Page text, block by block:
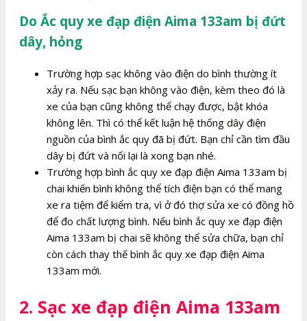
Do Ắc quy xe đạp điện Aima 133am bị đứt
dây, hỏng
Trường hợp sạc không vào điện do bình thường ít
xảy ra. Nếu sạc bạn không vào điện, kèm theo đó là
xe của bạn cũng không thể chạy được, bật khóa
không lên. Thì có thể kết luận hệ thống dây điện
nguồn của bình ắc quy đã bị đứt. Bạn chỉ cần tìm đầu
dây bị đứt và nối lại là xong bạn nhé.
Trường hợp bình ắc quy xe đạp điện Aima 133am bị
chai khiến bình không thể tích điện bạn có thể mang
xe ra tiệm để kiểm tra, vì ở đó thợ sửa xe có đồng hồ
để đo chất lượng bình. Nếu bình ắc quy xe đạp điện
Aima 133am bị chai sẽ không thể sửa chữa, bạn chỉ
còn cách thay thế bình ắc quy xe đạp điện Aima
133am mới.
2. Sạc xe đạp điện Aima 133am